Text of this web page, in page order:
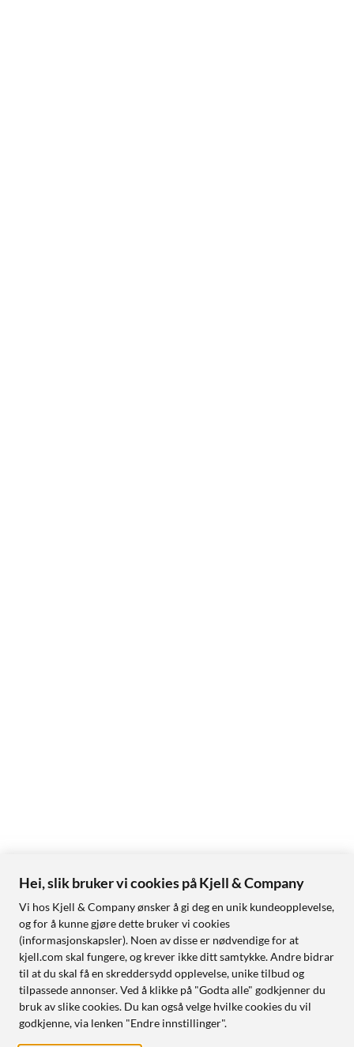
Hei, slik bruker vi cookies på Kjell & Company
Vi hos Kjell & Company ønsker å gi deg en unik kundeopplevelse,
og for å kunne gjøre dette bruker vi cookies
(informasjonskapsler). Noen av disse er nødvendige for at
kjell.com skal fungere, og krever ikke ditt samtykke. Andre bidrar
til at du skal få en skreddersydd opplevelse, unike tilbud og
tilpassede annonser. Ved å klikke på "Godta alle" godkjenner du
bruk av slike cookies. Du kan også velge hvilke cookies du vil
godkjenne, via lenken "Endre innstillinger".